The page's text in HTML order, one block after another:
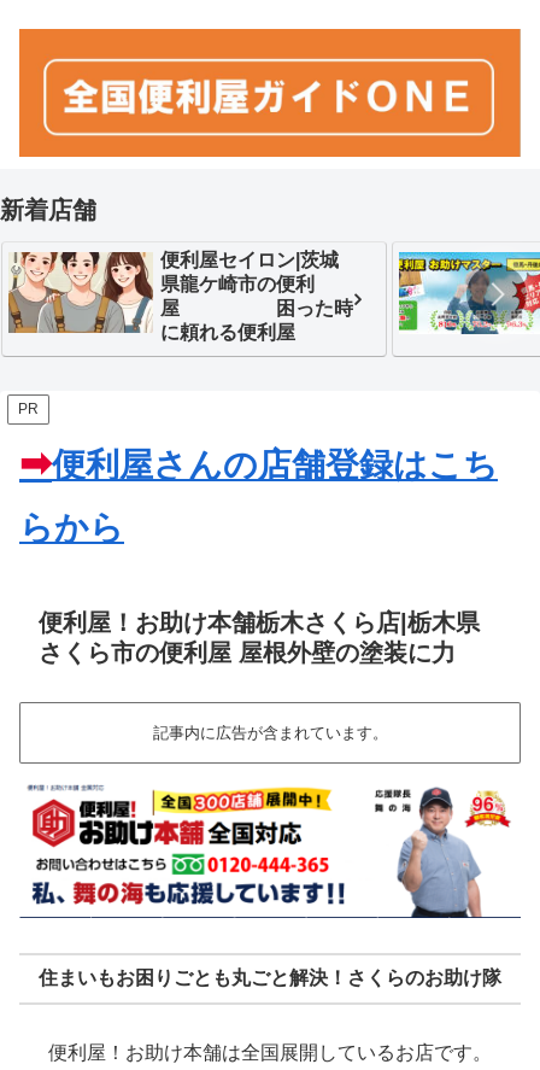
新着店舗
便利屋セイロン|茨城
県龍ケ崎市の便利
屋 困った時
に頼れる便利屋
PR
➡便利屋さんの店舗登録はこち
らから
便利屋！お助け本舗栃木さくら店|栃木県
さくら市の便利屋 屋根外壁の塗装に力
記事内に広告が含まれています。
住まいもお困りごとも丸ごと解決！さくらのお助け隊
便利屋！お助け本舗は全国展開しているお店です。